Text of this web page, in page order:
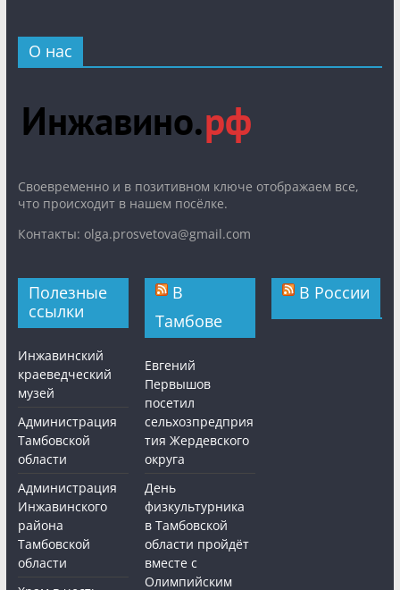
О нас
Cвоевременно и в позитивном ключе отображаем все,
что происходит в нашем посёлке.
Контакты: olga.prosvetova@gmail.com
Полезные
ссылки
Инжавинский
краеведческий
музей
Администрация
Тамбовской
области
Администрация
Инжавинского
района
Тамбовской
области
В
Тамбове
Евгений
Первышов
посетил
сельхозпредприя
тия Жердевского
округа
День
физкультурника
в Тамбовской
области пройдёт
вместе с
Олимпийским
В России